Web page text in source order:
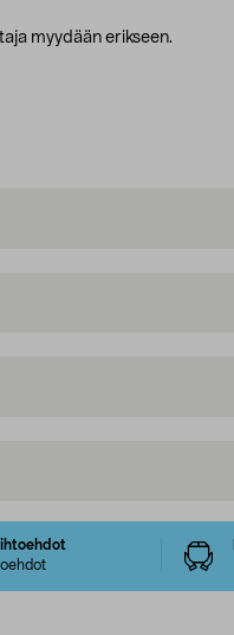
myydään erikseen.